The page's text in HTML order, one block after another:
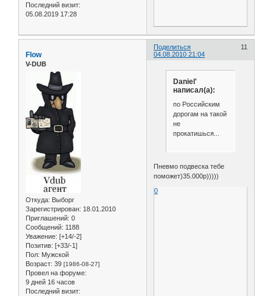
Последний визит:
05.08.2019 17:28
Поделиться
11
04.08.2010 21:04
Flow
V-DUB
Откуда: Выборг
Зарегистрирован: 18.01.2010
Приглашений: 0
Сообщений: 1188
Уважение: [+14/-2]
Позитив: [+33/-1]
Пол: Мужской
Возраст: 39 [1986-08-27]
Провел на форуме:
9 дней 16 часов
Последний визит:
Daniel'
написал(а):
по Российским
дорогам на такой
не
прокатишься...
Пневмо подвеска тебе
поможет)35.000р)))))
0